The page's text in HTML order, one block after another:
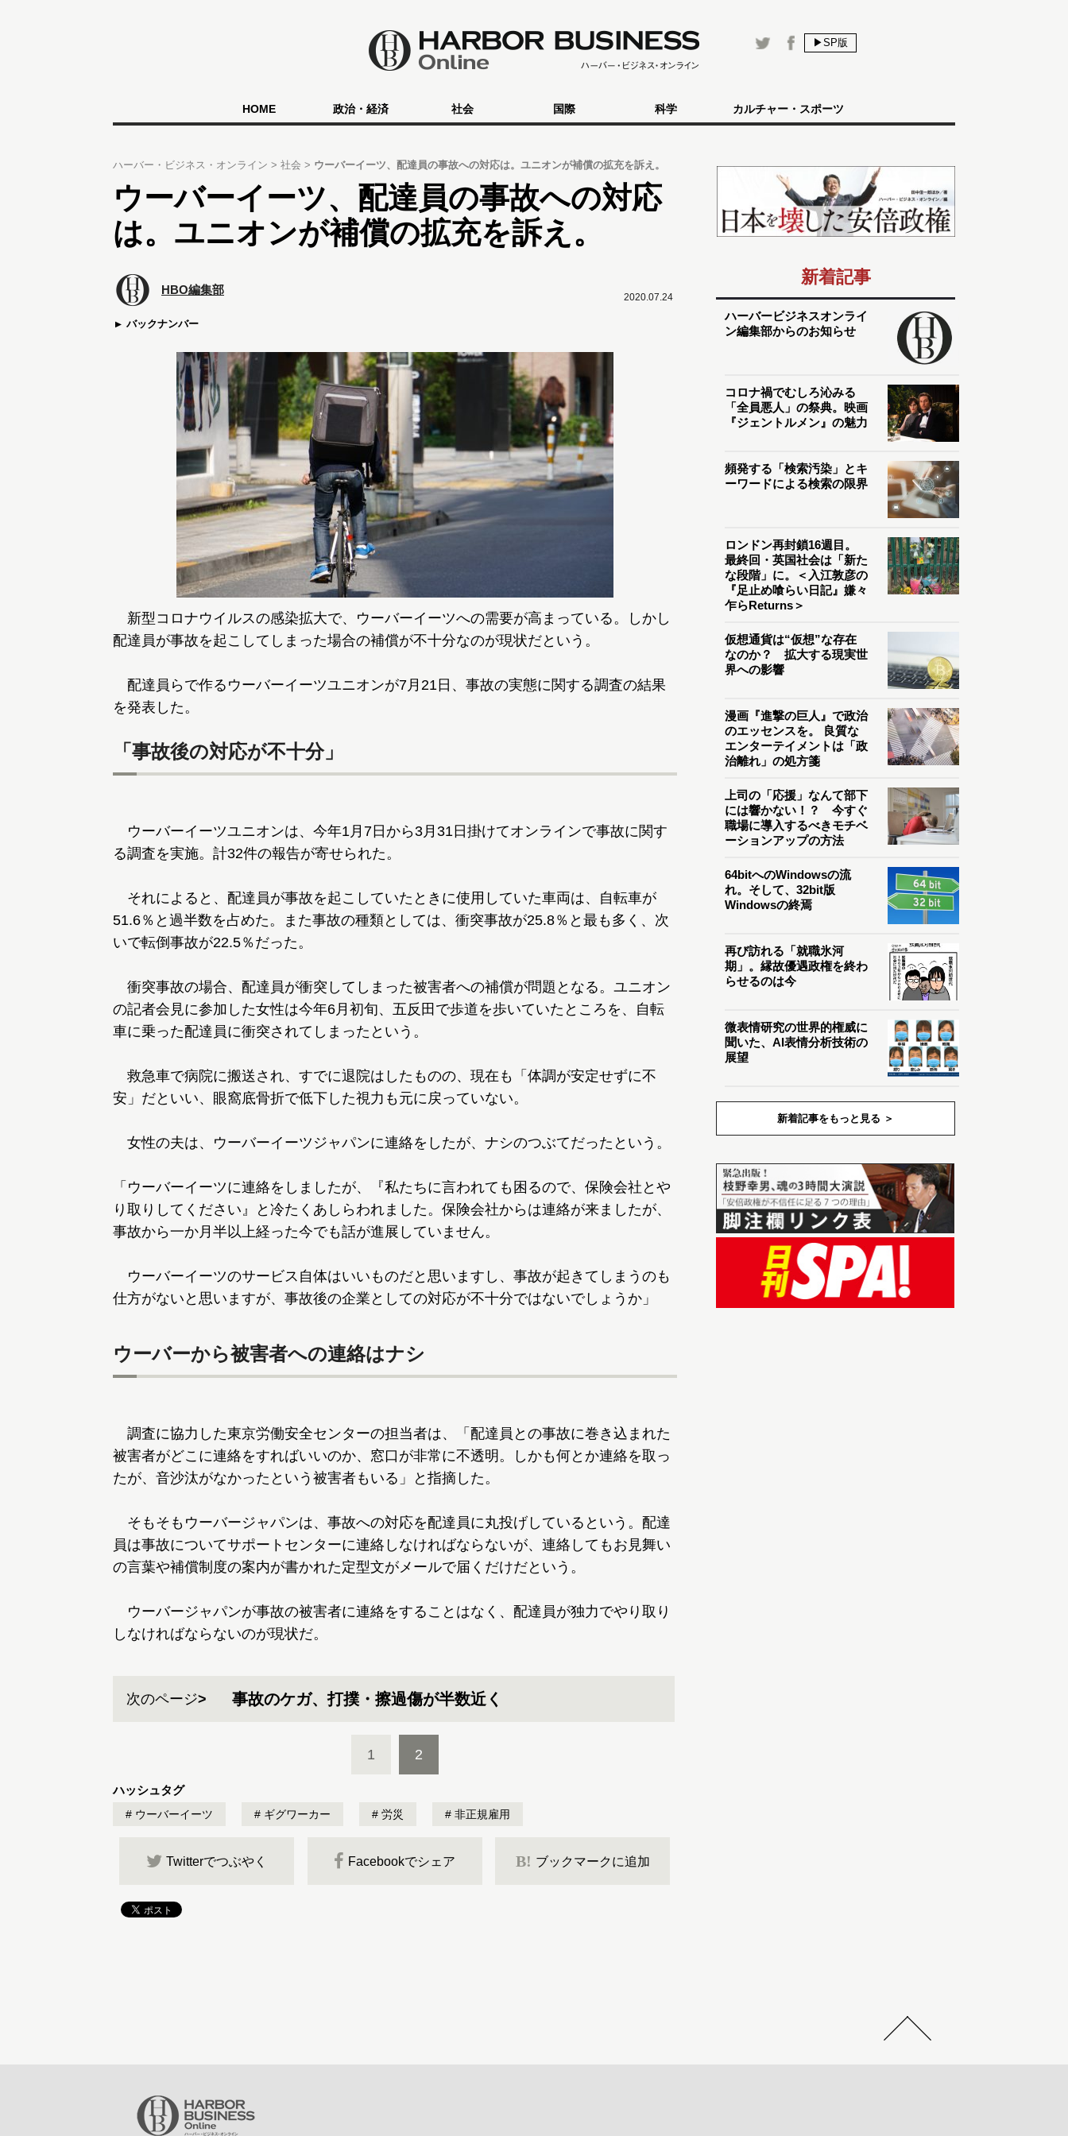
▶SP版
HOME 政治・経済 社会 国際 科学 カルチャー・スポーツ
ハーバー・ビジネス・オンライン 社会 ウーバーイーツ、配達員の事故への対応は。ユニオンが補償の拡充を訴え。
ウーバーイーツ、配達員の事故への対応
は。ユニオンが補償の拡充を訴え。
2020.07.24
HBO編集部
バックナンバー
新型コロナウイルスの感染拡大で、ウーバーイーツへの需要が高まっている。しかし
配達員が事故を起こしてしまった場合の補償が不十分なのが現状だという。
配達員らで作るウーバーイーツユニオンが7月21日、事故の実態に関する調査の結果
を発表した。
「事故後の対応が不十分」
ウーバーイーツユニオンは、今年1月7日から3月31日掛けてオンラインで事故に関す
る調査を実施。計32件の報告が寄せられた。
それによると、配達員が事故を起こしていたときに使用していた車両は、自転車が
51.6％と過半数を占めた。また事故の種類としては、衝突事故が25.8％と最も多く、次
いで転倒事故が22.5％だった。
衝突事故の場合、配達員が衝突してしまった被害者への補償が問題となる。ユニオン
の記者会見に参加した女性は今年6月初旬、五反田で歩道を歩いていたところを、自転
車に乗った配達員に衝突されてしまったという。
救急車で病院に搬送され、すでに退院はしたものの、現在も「体調が安定せずに不
安」だといい、眼窩底骨折で低下した視力も元に戻っていない。
女性の夫は、ウーバーイーツジャパンに連絡をしたが、ナシのつぶてだったという。
「ウーバーイーツに連絡をしましたが、『私たちに言われても困るので、保険会社とや
り取りしてください』と冷たくあしらわれました。保険会社からは連絡が来ましたが、
事故から一か月半以上経った今でも話が進展していません。
ウーバーイーツのサービス自体はいいものだと思いますし、事故が起きてしまうのも
仕方がないと思いますが、事故後の企業としての対応が不十分ではないでしょうか」
ウーバーから被害者への連絡はナシ
調査に協力した東京労働安全センターの担当者は、「配達員との事故に巻き込まれた
被害者がどこに連絡をすればいいのか、窓口が非常に不透明。しかも何とか連絡を取っ
たが、音沙汰がなかったという被害者もいる」と指摘した。
そもそもウーバージャパンは、事故への対応を配達員に丸投げしているという。配達
員は事故についてサポートセンターに連絡しなければならないが、連絡してもお見舞い
の言葉や補償制度の案内が書かれた定型文がメールで届くだけだという。
ウーバージャパンが事故の被害者に連絡をすることはなく、配達員が独力でやり取り
しなければならないのが現状だ。
次のページ 事故のケガ、打撲・擦過傷が半数近く
1 2
ハッシュタグ
ウーバーイーツ ギグワーカー 労災 非正規雇用
Twitterでつぶやく Facebookでシェア B! ブックマークに追加
新着記事
ハーバービジネスオンライ
ン編集部からのお知らせ
コロナ禍でむしろ沁みる
「全員悪人」の祭典。映画
『ジェントルメン』の魅力
頻発する「検索汚染」とキ
ーワードによる検索の限界
ロンドン再封鎖16週目。
最終回・英国社会は「新た
な段階」に。＜入江敦彦の
『足止め喰らい日記』嫌々
乍らReturns＞
仮想通貨は“仮想”な存在
なのか？ 拡大する現実世
界への影響
漫画『進撃の巨人』で政治
のエッセンスを。 良質な
エンターテイメントは「政
治離れ」の処方箋
上司の「応援」なんて部下
には響かない！？ 今すぐ
職場に導入するべきモチベ
ーションアップの方法
64bitへのWindowsの流
れ。そして、32bit版
Windowsの終焉
再び訪れる「就職氷河
期」。縁故優遇政権を終わ
らせるのは今
微表情研究の世界的権威に
聞いた、AI表情分析技術の
展望
新着記事をもっと見る